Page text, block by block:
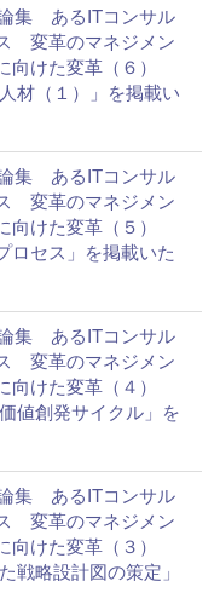
論集 あるITコンサル
変革のマネジメン
向けた変革（６）
材（１）」を掲載い
論集 あるITコンサル
変革のマネジメン
向けた変革（５）
ロセス」を掲載いた
論集 あるITコンサル
変革のマネジメン
向けた変革（４）
値創発サイクル」を
論集 あるITコンサル
変革のマネジメン
向けた変革（３）
戦略設計図の策定」